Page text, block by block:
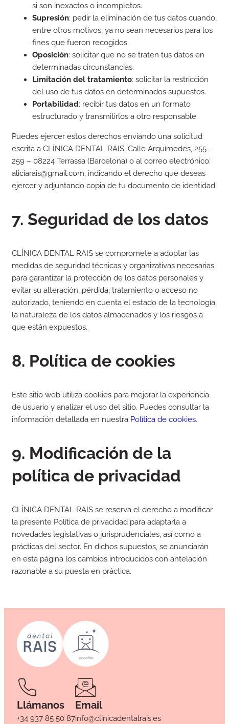
si son inexactos o incompletos.
Supresión: pedir la eliminación de tus datos cuando,
entre otros motivos, ya no sean necesarios para los
fines que fueron recogidos.
Oposición: solicitar que no se traten tus datos en
determinadas circunstancias.
Limitación del tratamiento: solicitar la restricción
del uso de tus datos en determinados supuestos.
Portabilidad: recibir tus datos en un formato
estructurado y transmitirlos a otro responsable.
Puedes ejercer estos derechos enviando una solicitud
escrita a CLÍNICA DENTAL RAIS, Calle Arquímedes, 255-
259 – 08224 Terrassa (Barcelona) o al correo electrónico:
aliciarais@gmail.com, indicando el derecho que deseas
ejercer y adjuntando copia de tu documento de identidad.
7. Seguridad de los datos
CLÍNICA DENTAL RAIS se compromete a adoptar las
medidas de seguridad técnicas y organizativas necesarias
para garantizar la protección de los datos personales y
evitar su alteración, pérdida, tratamiento o acceso no
autorizado, teniendo en cuenta el estado de la tecnología,
la naturaleza de los datos almacenados y los riesgos a
que están expuestos.
8. Política de cookies
Este sitio web utiliza cookies para mejorar la experiencia
de usuario y analizar el uso del sitio. Puedes consultar la
información detallada en nuestra Política de cookies.
9. Modificación de la
política de privacidad
CLÍNICA DENTAL RAIS se reserva el derecho a modificar
la presente Política de privacidad para adaptarla a
novedades legislativas o jurisprudenciales, así como a
prácticas del sector. En dichos supuestos, se anunciarán
en esta página los cambios introducidos con antelación
razonable a su puesta en práctica.
Llámanos
+34 937 85 50 87
Email
info@clinicadentalrais.es